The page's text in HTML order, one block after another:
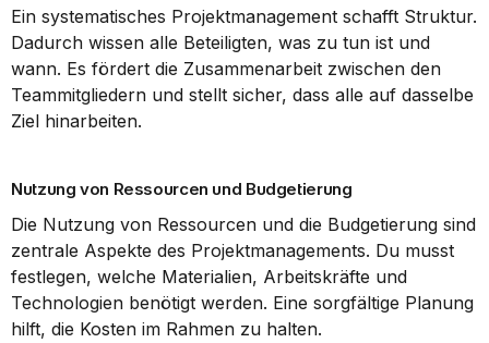
Ein systematisches Projektmanagement schafft Struktur.
Dadurch wissen alle Beteiligten, was zu tun ist und
wann. Es fördert die Zusammenarbeit zwischen den
Teammitgliedern und stellt sicher, dass alle auf dasselbe
Ziel hinarbeiten.
Nutzung von Ressourcen und Budgetierung
Die Nutzung von Ressourcen und die Budgetierung sind
zentrale Aspekte des Projektmanagements. Du musst
festlegen, welche Materialien, Arbeitskräfte und
Technologien benötigt werden. Eine sorgfältige Planung
hilft, die Kosten im Rahmen zu halten.